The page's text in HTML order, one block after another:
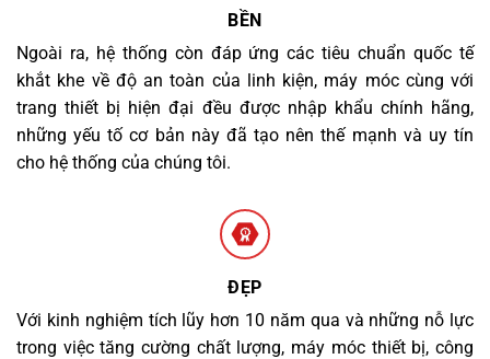
BỀN
Ngoài ra, hệ thống còn đáp ứng các tiêu chuẩn quốc tế
khắt khe về độ an toàn của linh kiện, máy móc cùng với
trang thiết bị hiện đại đều được nhập khẩu chính hãng,
những yếu tố cơ bản này đã tạo nên thế mạnh và uy tín
cho hệ thống của chúng tôi.
ĐẸP
Với kinh nghiệm tích lũy hơn 10 năm qua và những nỗ lực
trong việc tăng cường chất lượng, máy móc thiết bị, công